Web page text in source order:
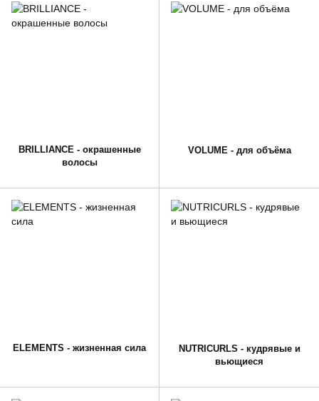
BRILLIANCE - окрашенные
волосы
VOLUME - для объёма
ELEMENTS - жизненная сила
NUTRICURLS - кудрявые и
вьющиеся